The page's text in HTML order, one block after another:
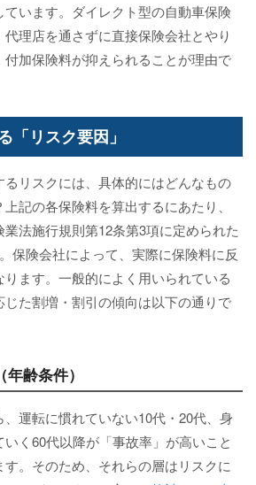
います。ダイレクト型の自動車保険
理店を通さずに直接保険会社とやり
加保険料が抑えられることが理由で
「リスク要因」
リスクには、具体的にはどんなもの
記の各保険料を算出するにあたり、
法施行規則第12条第3項に定められた
保険会社によって、実際に保険料に反
ます。一般的によく用いられている
じた割増・割引の傾向は以下の通りで
齢条件）
運転に慣れていない10代・20代、身
く60代以降が「事故率」が高いこと
。そのため、それらの層はリスクに